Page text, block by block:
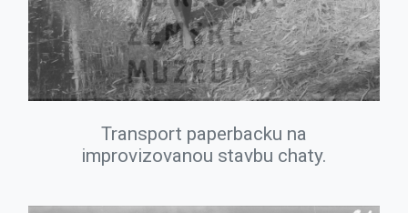
Transport paperbacku na
improvizovanou stavbu chaty.